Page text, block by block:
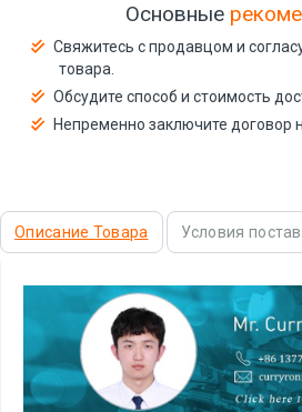
Основные
Свяжитесь с продавцом и
товара.
Обсудите способ и стоимость
Непременно заключите договор
Описание Товара Условия